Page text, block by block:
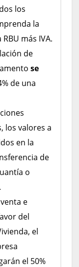
los
la
más IVA.
de
se
de una
los valores a
en la
de
o
e
del
el
el 50%